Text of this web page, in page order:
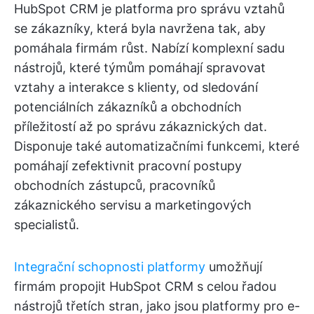
HubSpot CRM je platforma pro správu vztahů
se zákazníky, která byla navržena tak, aby
pomáhala firmám růst. Nabízí komplexní sadu
nástrojů, které týmům pomáhají spravovat
vztahy a interakce s klienty, od sledování
potenciálních zákazníků a obchodních
příležitostí až po správu zákaznických dat.
Disponuje také automatizačními funkcemi, které
pomáhají zefektivnit pracovní postupy
obchodních zástupců, pracovníků
zákaznického servisu a marketingových
specialistů.
Integrační schopnosti platformy umožňují
firmám propojit HubSpot CRM s celou řadou
nástrojů třetích stran, jako jsou platformy pro e-